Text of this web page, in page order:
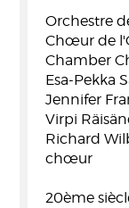
Orchestre
Chœur de
Chamber
Esa-Pekka
Jennifer
Virpi
Richard
chœur
20ème